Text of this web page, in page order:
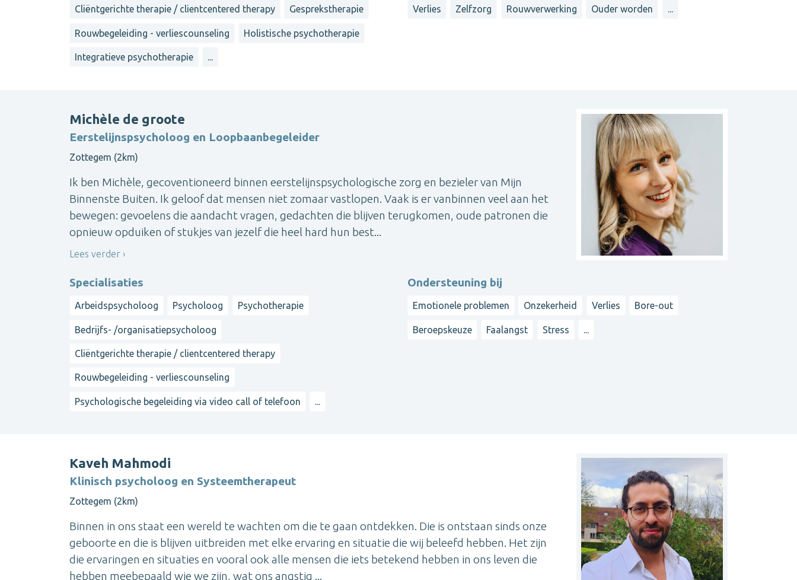
Cliëntgerichte therapie / clientcentered therapy Gesprekstherapie
Rouwbegeleiding - verliescounseling Holistische psychotherapie
Integratieve psychotherapie ...
Verlies Zelfzorg Rouwverwerking Ouder worden ...
Michèle de groote
Eerstelijnspsycholoog en Loopbaanbegeleider
Zottegem (2km)
Ik ben Michèle, gecoventioneerd binnen eerstelijnspsychologische zorg en bezieler van Mijn
Binnenste Buiten. Ik geloof dat mensen niet zomaar vastlopen. Vaak is er vanbinnen veel aan het
bewegen: gevoelens die aandacht vragen, gedachten die blijven terugkomen, oude patronen die
opnieuw opduiken of stukjes van jezelf die heel hard hun best...
Lees verder
Specialisaties
Arbeidspsycholoog Psycholoog Psychotherapie
Bedrijfs- /organisatiepsycholoog
Cliëntgerichte therapie / clientcentered therapy
Rouwbegeleiding - verliescounseling
Psychologische begeleiding via video call of telefoon ...
Ondersteuning bij
Emotionele problemen Onzekerheid Verlies Bore-out
Beroepskeuze Faalangst Stress
Kaveh Mahmodi
Klinisch psycholoog en Systeemtherapeut
Zottegem (2km)
Binnen in ons staat een wereld te wachten om die te gaan ontdekken. Die is ontstaan sinds onze
geboorte en die is blijven uitbreiden met elke ervaring en situatie die wij beleefd hebben. Het zijn
die ervaringen en situaties en vooral ook alle mensen die iets betekend hebben in ons leven die
hebben meebepaald wie we zijn, wat ons angstig ...